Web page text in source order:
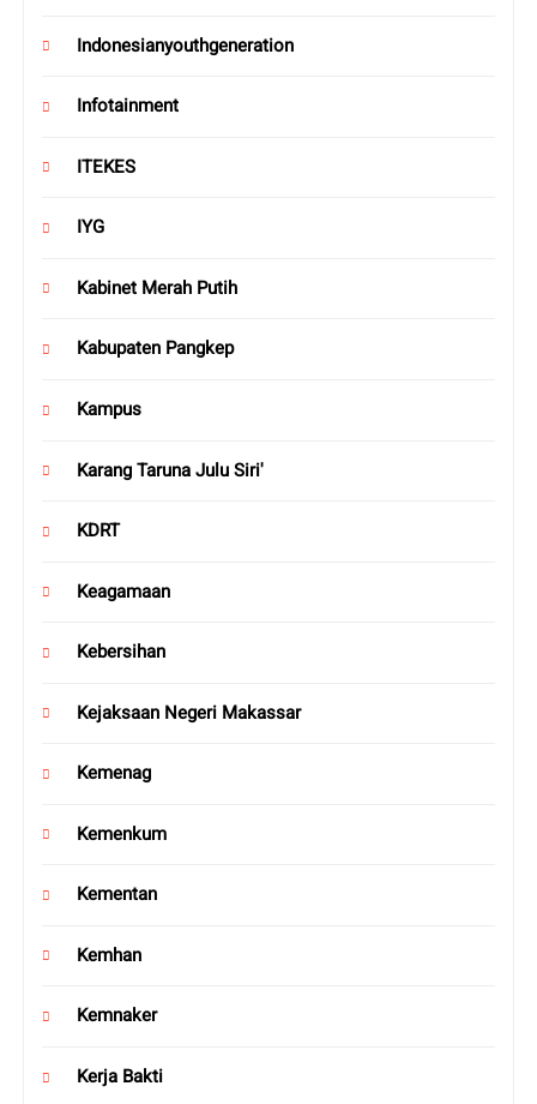
Indonesianyouthgeneration
Infotainment
ITEKES
IYG
Kabinet Merah Putih
Kabupaten Pangkep
Kampus
Karang Taruna Julu Siri'
KDRT
Keagamaan
Kebersihan
Kejaksaan Negeri Makassar
Kemenag
Kemenkum
Kementan
Kemhan
Kemnaker
Kerja Bakti